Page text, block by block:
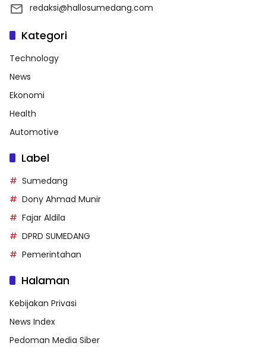
redaksi@hallosumedang.com
Kategori
Technology
News
Ekonomi
Health
Automotive
Label
Sumedang
Dony Ahmad Munir
Fajar Aldila
DPRD SUMEDANG
Pemerintahan
Halaman
Kebijakan Privasi
News Index
Pedoman Media Siber